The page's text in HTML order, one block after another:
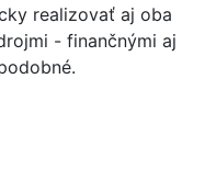
realizovať aj oba
- finančnými aj